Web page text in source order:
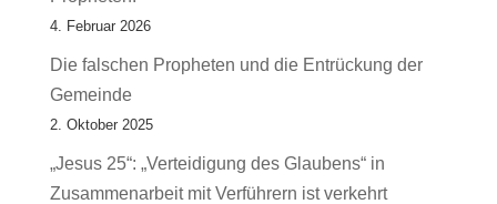
4. Februar 2026
Die falschen Propheten und die Entrückung der
Gemeinde
2. Oktober 2025
„Jesus 25“: „Verteidigung des Glaubens“ in
Zusammenarbeit mit Verführern ist verkehrt